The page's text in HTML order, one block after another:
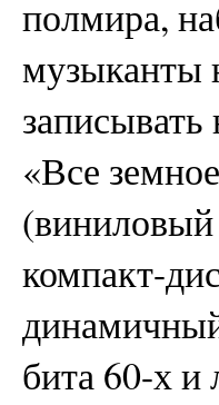
полмира,
музыканты
«Все
компакт-
бита 60-х и